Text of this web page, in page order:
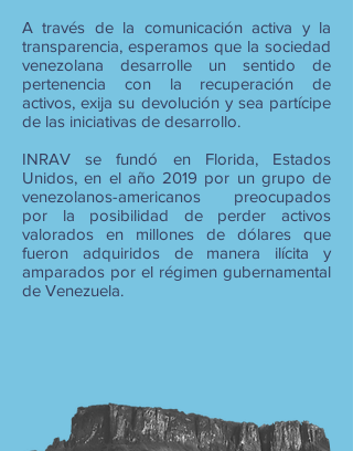
A través de la comunicación activa y la
transparencia, esperamos que la sociedad
venezolana desarrolle un sentido de
pertenencia con la recuperación de
activos, exija su devolución y sea partícipe
de las iniciativas de desarrollo.
INRAV se fundó en Florida, Estados
Unidos, en el año 2019 por un grupo de
venezolanos-americanos preocupados
por la posibilidad de perder activos
valorados en millones de dólares que
fueron adquiridos de manera ilícita y
amparados por el régimen gubernamental
de Venezuela.